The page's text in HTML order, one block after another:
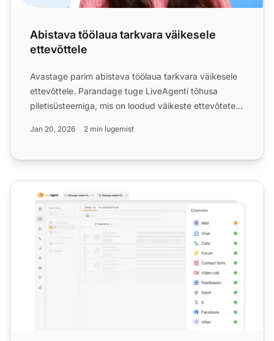
Abistava töölaua tarkvara väikesele
ettevõttele
Avastage parim abistava töölaua tarkvara väikesele
ettevõttele. Parandage tuge LiveAgenti tõhusa
piletisüsteemiga, mis on loodud väikeste ettevõtete
Jan 20, 2026 2 min lugemist
Tutvuge LiveAgentiga